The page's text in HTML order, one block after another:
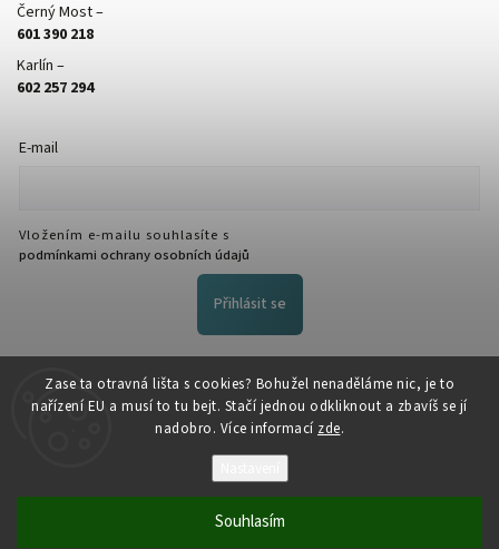
Zase ta otravná lišta s cookies? Bohužel nenaděláme nic, je to
nařízení EU a musí to tu bejt. Stačí jednou odkliknout a zbavíš se jí
nadobro. Více informací zde.
Souhlasím
Černý Most –
601 390 218
Karlín –
602 257 294
E-mail
Vložením e-mailu souhlasíte s
podmínkami ochrany osobních údajů
Přihlásit se
FACEBOOK